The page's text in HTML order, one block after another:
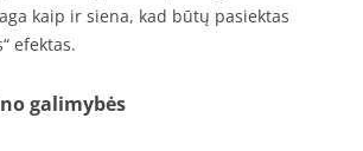
kaip ir siena, kad būtų pasiektas
efektas.
galimybės